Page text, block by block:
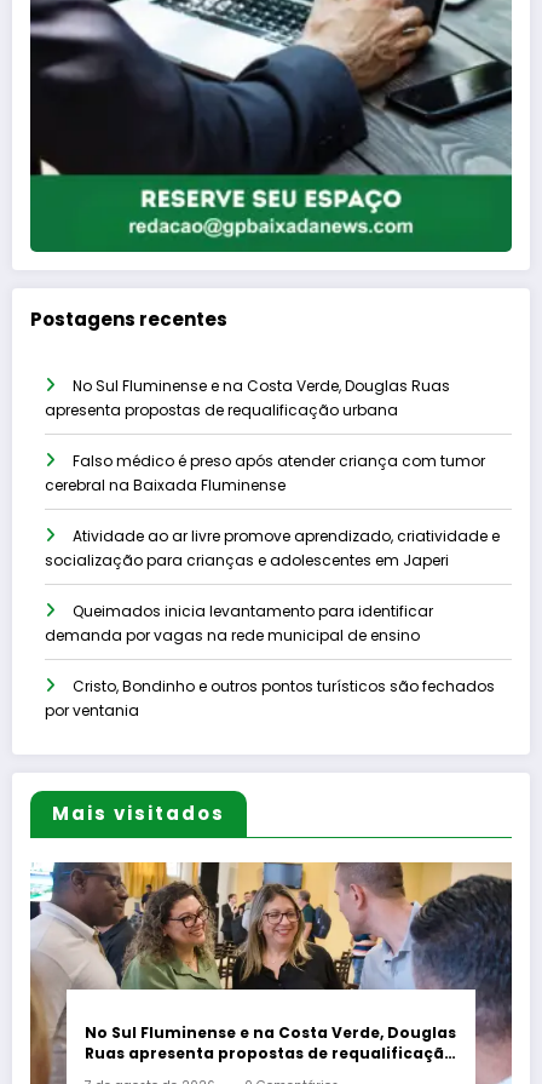
Postagens recentes
No Sul Fluminense e na Costa Verde, Douglas Ruas
apresenta propostas de requalificação urbana
Falso médico é preso após atender criança com tumor
cerebral na Baixada Fluminense
Atividade ao ar livre promove aprendizado, criatividade e
socialização para crianças e adolescentes em Japeri
Queimados inicia levantamento para identificar
demanda por vagas na rede municipal de ensino
Cristo, Bondinho e outros pontos turísticos são fechados
por ventania
Mais visitados
No Sul Fluminense e na Costa Verde, Douglas
Ruas apresenta propostas de requalificação